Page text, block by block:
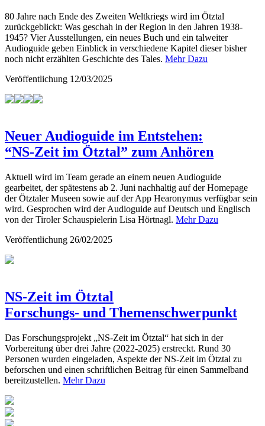
80 Jahre nach Ende des Zweiten Weltkriegs wird im Ötztal
zurückgeblickt: Was geschah in der Region in den Jahren 1938-
1945? Vier Ausstellungen, ein neues Buch und ein talweiter
Audioguide geben Einblick in verschiedene Kapitel dieser bisher
noch nicht erzählten Geschichte des Tales. Mehr Dazu
Veröffentlichung 12/03/2025
Neuer Audioguide im Entstehen:
“NS-Zeit im Ötztal” zum Anhören
Aktuell wird im Team gerade an einem neuen Audioguide
gearbeitet, der spätestens ab 2. Juni nachhaltig auf der Homepage
der Ötztaler Museen sowie auf der App Hearonymus verfügbar sein
wird. Gesprochen wird der Audioguide auf Deutsch und Englisch
von der Tiroler Schauspielerin Lisa Hörtnagl. Mehr Dazu
Veröffentlichung 26/02/2025
NS-Zeit im Ötztal
Forschungs- und Themenschwerpunkt
Das Forschungsprojekt „NS-Zeit im Ötztal“ hat sich in der
Vorbereitung über drei Jahre (2022-2025) erstreckt. Rund 30
Personen wurden eingeladen, Aspekte der NS-Zeit im Ötztal zu
beforschen und einen schriftlichen Beitrag für einen Sammelband
bereitzustellen. Mehr Dazu